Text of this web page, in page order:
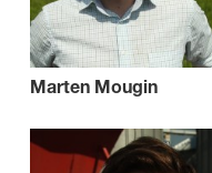
Marten Mougin